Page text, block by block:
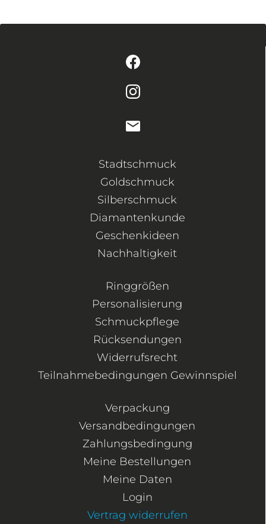
Stadtschmuck
Goldschmuck
Silberschmuck
Diamantenkunde
Geschenkideen
Nachhaltigkeit
Ringgrößen
Personalisierung
Schmuckpflege
Rücksendungen
Widerrufsrecht
Teilnahmebedingungen Gewinnspiel
Verpackung
Versandbedingungen
Zahlungsbedingung
Meine Bestellungen
Meine Daten
Login
Vertrag widerrufen